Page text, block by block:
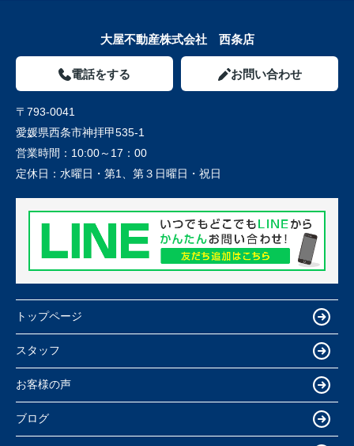
大屋不動産株式会社 西条店
電話をする お問い合わせ
〒793-0041
愛媛県西条市神拝甲535-1
営業時間： 10:00～17：00
定休日： 水曜日・第1、第３日曜日・祝日
トップページ
スタッフ
お客様の声
ブログ